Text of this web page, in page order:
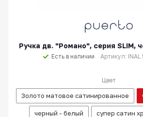
Ручка дв. "Романо", серия SLIM,
Есть в наличии Артикул:
Цвет
Золото матовое сатинированное
черный - белый супер сатин